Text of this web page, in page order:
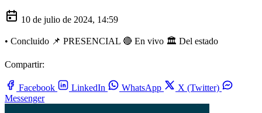
10 de julio de 2024, 14:59
• Concluido 📌 PRESENCIAL 🔴 En vivo 🏛️ Del estado
Compartir:
Facebook LinkedIn WhatsApp
X (Twitter)
Messenger